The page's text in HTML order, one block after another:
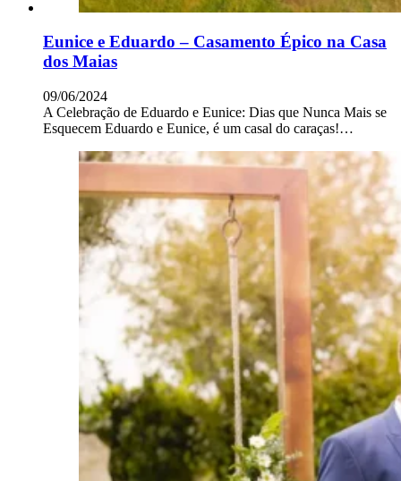
Eunice e Eduardo – Casamento Épico na Casa
dos Maias
09/06/2024
A Celebração de Eduardo e Eunice: Dias que Nunca Mais se
Esquecem Eduardo e Eunice, é um casal do caraças!…